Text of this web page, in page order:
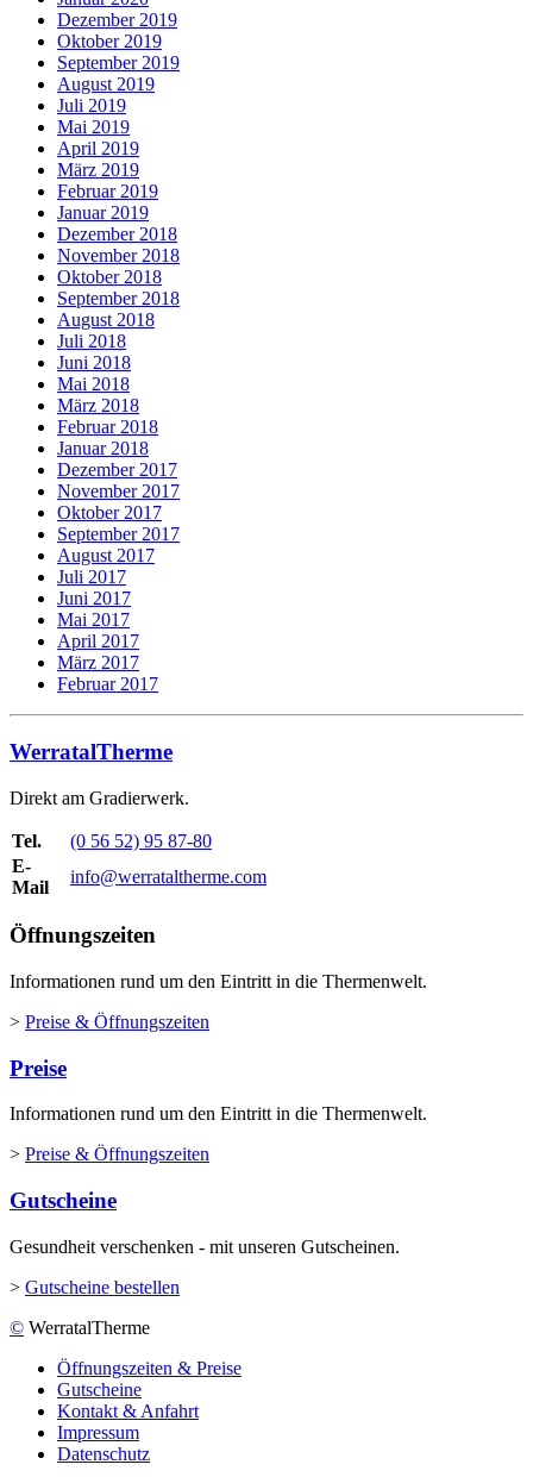
Dezember 2019
Oktober 2019
September 2019
August 2019
Juli 2019
Mai 2019
April 2019
März 2019
Februar 2019
Januar 2019
Dezember 2018
November 2018
Oktober 2018
September 2018
August 2018
Juli 2018
Juni 2018
Mai 2018
März 2018
Februar 2018
Januar 2018
Dezember 2017
November 2017
Oktober 2017
September 2017
August 2017
Juli 2017
Juni 2017
Mai 2017
April 2017
März 2017
Februar 2017
WerratalTherme
Direkt am Gradierwerk.
Tel.
(0 56 52) 95 87-80
E-
Mail
info@werrataltherme.com
Öffnungszeiten
Informationen rund um den Eintritt in die Thermenwelt.
> Preise & Öffnungszeiten
Preise
Informationen rund um den Eintritt in die Thermenwelt.
> Preise & Öffnungszeiten
Gutscheine
Gesundheit verschenken - mit unseren Gutscheinen.
> Gutscheine bestellen
© WerratalTherme
Öffnungszeiten & Preise
Gutscheine
Kontakt & Anfahrt
Impressum
Datenschutz